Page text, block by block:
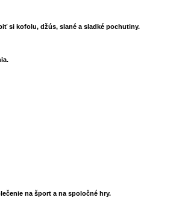
si kofolu, džús, slané a sladké pochutiny.
na šport a na spoločné hry.